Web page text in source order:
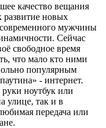
качество вещания
новых
мужчины
Сейчас
свободное время
что мало кто ними
популярным
- интернет.
ноутбук или
улице, так и в
передача или